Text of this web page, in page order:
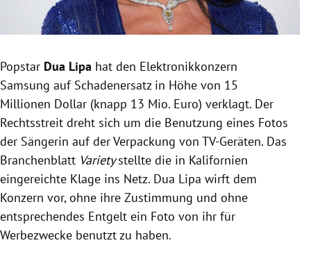
Untermenü
Untermenü
Untermenü
Popstar Dua Lipa hat den Elektronikkonzern
Samsung auf Schadenersatz in Höhe von 15
Millionen Dollar (knapp 13 Mio. Euro) verklagt. Der
Rechtsstreit dreht sich um die Benutzung eines Fotos
der Sängerin auf der Verpackung von TV-Geräten. Das
Branchenblatt Varietystellte die in Kalifornien
eingereichte Klage ins Netz. Dua Lipa wirft dem
Konzern vor, ohne ihre Zustimmung und ohne
entsprechendes Entgelt ein Foto von ihr für
Werbezwecke benutzt zu haben.